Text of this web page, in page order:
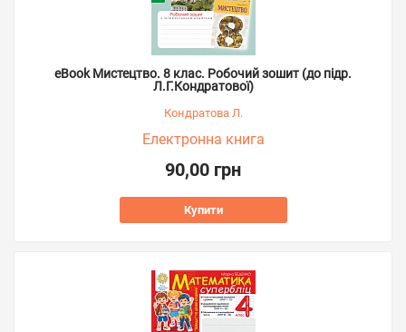
eBook Мистецтво. 8 клас. Робочий зошит (до підр.
Л.Г.Кондратової)
Кондратова Л.
Електронна книга
90,00 грн
Купити